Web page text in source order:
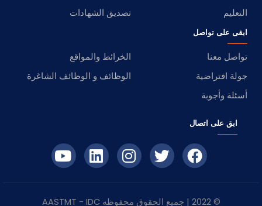
التعليم
تصديق الشهادات
ابقى على تواصل
تواصل معنا
الخرائط والمواقع
جولة افتراضية
الوظائف و الوظائف الشاغرة
أسئلة وأجوبة
ابق على اتصال
© 2022 | جميع الحقوق محفوظه IDC
- AASTMT